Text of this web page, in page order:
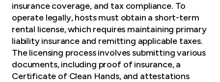
insurance coverage, and tax compliance. To
operate legally, hosts must obtain a short-term
rental license, which requires maintaining primary
liability insurance and remitting applicable taxes.
The licensing process involves submitting various
documents, including proof of insurance, a
Certificate of Clean Hands, and attestations